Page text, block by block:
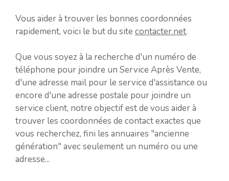
Vous aider à trouver les bonnes coordonnées
rapidement, voici le but du site contacter.net.
Que vous soyez à la recherche d'un numéro de
téléphone pour joindre un Service Après Vente,
d'une adresse mail pour le service d'assistance ou
encore d'une adresse postale pour joindre un
service client, notre objectif est de vous aider à
trouver les coordonnées de contact exactes que
vous recherchez, fini les annuaires "ancienne
génération" avec seulement un numéro ou une
adresse...